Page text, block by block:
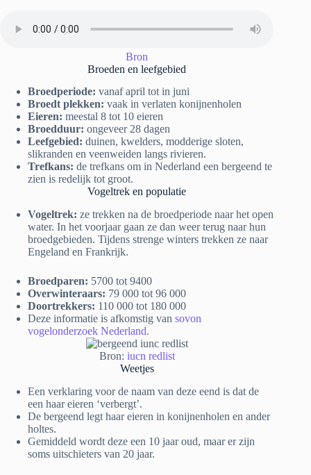
Bron
Broeden en leefgebied
Broedperiode: vanaf april tot in juni
Broedt plekken: vaak in verlaten konijnenholen
Eieren: meestal 8 tot 10 eieren
Broedduur: ongeveer 28 dagen
Leefgebied: duinen, kwelders, modderige sloten,
slikranden en veenweiden langs rivieren.
Trefkans: de trefkans om in Nederland een bergeend te
zien is redelijk tot groot.
Vogeltrek en populatie
Vogeltrek: ze trekken na de broedperiode naar het open
water. In het voorjaar gaan ze dan weer terug naar hun
broedgebieden. Tijdens strenge winters trekken ze naar
Engeland en Frankrijk.
Broedparen: 5700 tot 9400
Overwinteraars: 79 000 tot 96 000
Doortrekkers: 110 000 tot 180 000
Deze informatie is afkomstig van sovon
vogelonderzoek Nederland.
Bron: iucn redlist
Weetjes
Een verklaring voor de naam van deze eend is dat de
een haar eieren ‘verbergt’.
De bergeend legt haar eieren in konijnenholen en ander
holtes.
Gemiddeld wordt deze een 10 jaar oud, maar er zijn
soms uitschieters van 20 jaar.